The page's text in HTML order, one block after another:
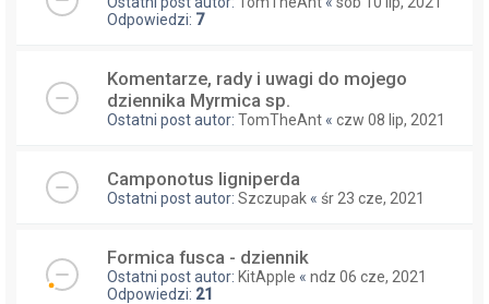
Odpowiedzi: 7
Komentarze, rady i uwagi do mojego
dziennika Myrmica sp.
Ostatni post autor: TomTheAnt « czw 08 lip, 2021
Camponotus ligniperda
Ostatni post autor: Szczupak « śr 23 cze, 2021
Formica fusca - dziennik
Ostatni post autor: KitApple « ndz 06 cze, 2021
Odpowiedzi: 21